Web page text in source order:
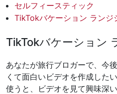
セルフィースティック
TikTokバケーション ランジ
TikTokバケーション
あなたが旅行ブロガーで、今
くて面白いビデオを作成した
使うと、ビデオを見て興味深